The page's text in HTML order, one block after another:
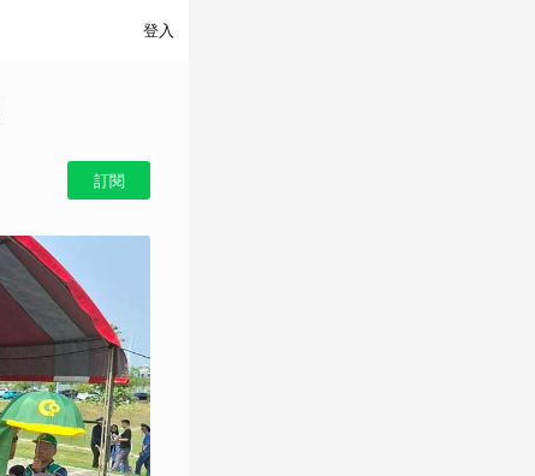
登入
訂閱